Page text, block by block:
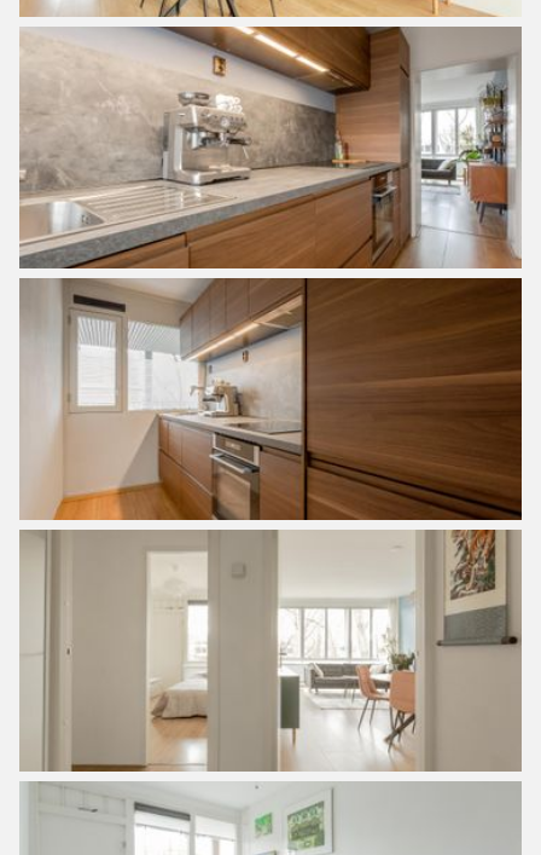
Environment:
The apartment is located in the Plan van Gool in
Amsterdam North. It is nice to live in this child-friendly
neighbourhood, where relatively many families live. The
apartment is within walking distance of the
Buikslotermeerplein shopping center, where you will find a
supermarket, various shops and restaurants. The van der
Pekstraat has been completely renovated and equipped
with markets, nice shops and restaurants. Via the
Pekstraat you reach the ferry, the Eye film museum and
the A’DAM tower. The arrival of the North-South metro line
has contributed to the positive development of this green
and atmospheric district. A nice combination of city life and
the great outdoors, because you don’t have to travel far for
picturesque villages north of Amsterdam such as
Durgerdam, Zunderdorp, Ransdorp and Broek in
Waterland. But at the same time, the heart of the center
can be reached by bike in 15 minutes. There are several
dining options including, Pompet in the Noorderpark, the
NDSM terrain with, among others: Pllek, the Noorderlicht,
De IJ-kantine and Amsterdam Marina with Loetje aan het IJ.
Within walking distance you will find the
Nieuwerdammerdijk and cafe ’t Sluisje with a large terrace
on the water. And if you walk on, you can walk right into
the Vliegenbos, with the terraces of the Hangar and the
Goudfazant on the IJ.
In short, plenty of facilities in the area.